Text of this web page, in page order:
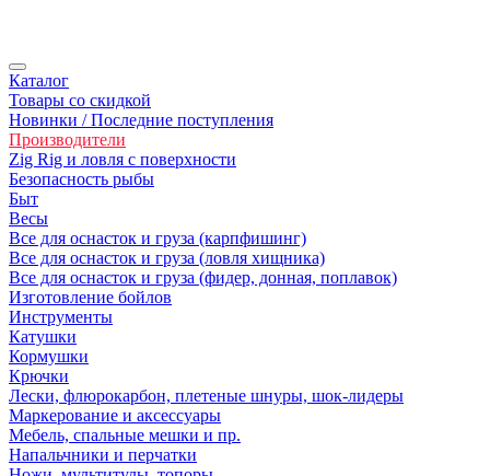
Каталог
Товары со скидкой
Новинки / Последние поступления
Производители
Zig Rig и ловля с поверхности
Безoпасность рыбы
Быт
Весы
Все для оснасток и груза (карпфишинг)
Все для оснасток и груза (ловля хищника)
Все для оснасток и груза (фидер, донная, поплавок)
Изготовление бойлов
Инструменты
Катушки
Кормушки
Крючки
Лески, флюрокарбон, плетеные шнуры, шок-лидеры
Маркерование и аксессуары
Мебель, спальные мешки и пр.
Напальчники и перчатки